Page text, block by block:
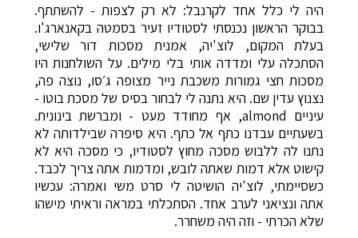
היה לי כלל אחד לקרנבל: לא רק לצפות - להשתתף.
בבוקר הראשון נכנסתי לסטודיו זעיר בסמטה בקאנארג'ו.
בעלת המקום, לוצ'יה, אמנית מסכות דור שלישי,
הסתכלה עלי ומדדה אותי בלי מילים. על השולחנות היו
מסכות חצי גמורות משכבת נייר מצופה ג׳סו, נוצה פה,
נצנוץ עדין שם. היא נתנה לי לבחור בסיס של מסכת בוטו -
עיניים almond, אף מחודד מעט - ומברשת בינונית.
בשעתיים עבדנו כתף אל כתף. היא סיפרה שבילדותה לא
נתנו לה ללבוש מסכה מחוץ לסטודיו, כי מסכה היא לא
קישוט אלא דמות שאתה לובש, ומדמות אתה צריך לכבד.
כשסיימתי, לוצ'יה הושיטה לי סרט משי ואמרה: עכשיו
אתה ונציאני לערב אחד. הסתכלתי במראה וראיתי מישהו
שלא הכרתי - וזה היה משחרר.